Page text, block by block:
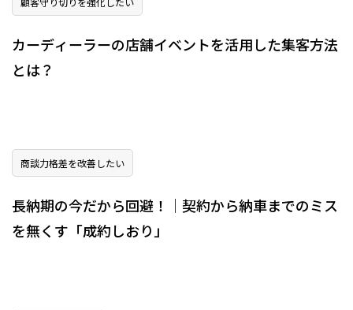
カーディーラーの店舗イベントを活用した集客方法
とは？
商談力格差を改善したい
長納期の今だから回避！｜契約から納車までのミス
を無くす「成約しおり」